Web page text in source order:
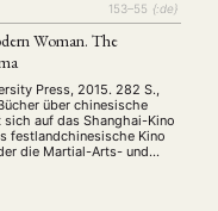
153–55 {:de}
Woman. The
Press, 2015. 282 S.,
über chinesische
auf das Shanghai-Kino
festlandchinesische Kino
die Martial-Arts- und
bemerkenswerte
seinen Komödien und